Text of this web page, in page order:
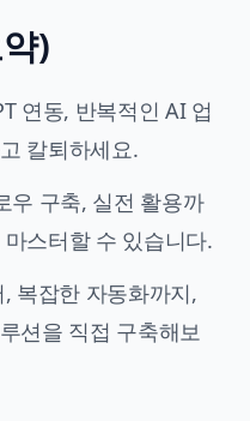
)
연동, 반복적인 AI 업
칼퇴하세요.
우 구축, 실전 활용까
스터할 수 있습니다.
복잡한 자동화까지,
션을 직접 구축해보